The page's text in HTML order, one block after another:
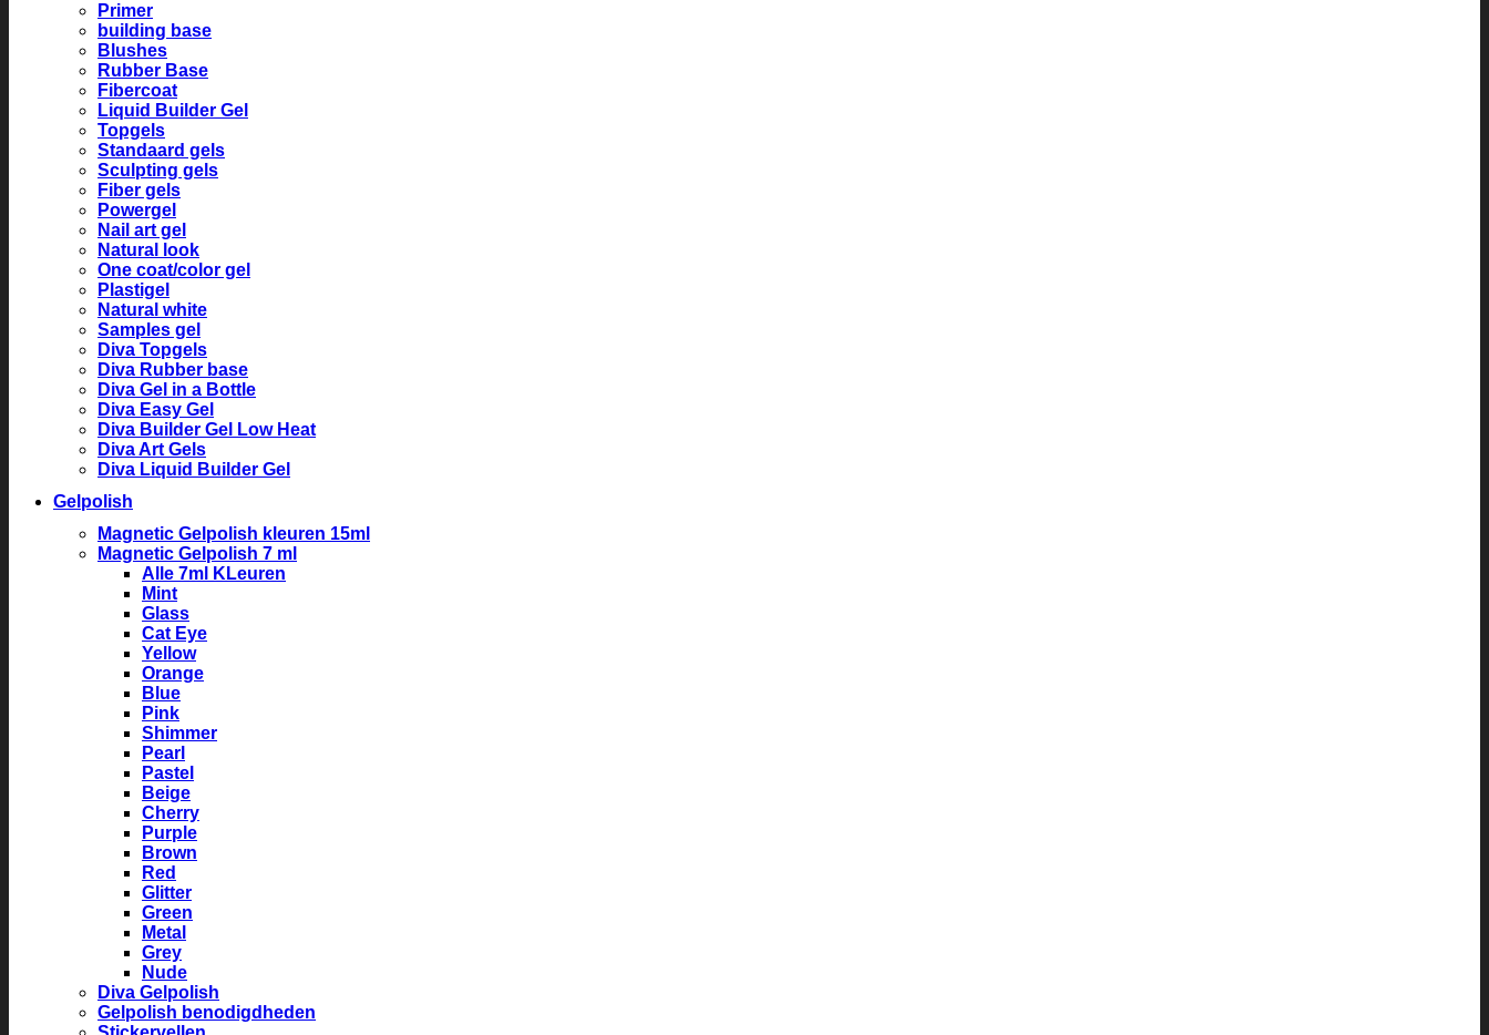
Primer
building base
Blushes
Rubber Base
Fibercoat
Liquid Builder Gel
Topgels
Standaard gels
Sculpting gels
Fiber gels
Powergel
Nail art gel
Natural look
One coat/color gel
Plastigel
Natural white
Samples gel
Diva Topgels
Diva Rubber base
Diva Gel in a Bottle
Diva Easy Gel
Diva Builder Gel Low Heat
Diva Art Gels
Diva Liquid Builder Gel
Gelpolish
Magnetic Gelpolish kleuren 15ml
Magnetic Gelpolish 7 ml
Alle 7ml KLeuren
Mint
Glass
Cat Eye
Yellow
Orange
Blue
Pink
Shimmer
Pearl
Pastel
Beige
Cherry
Purple
Brown
Red
Glitter
Green
Metal
Grey
Nude
Diva Gelpolish
Gelpolish benodigdheden